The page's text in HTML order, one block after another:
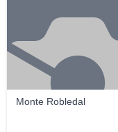
Monte Robledal